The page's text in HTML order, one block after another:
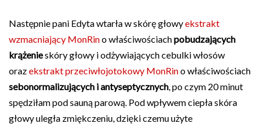
Następnie pani Edyta wtarła w skórę głowyekstrakt
wzmacniający MonRino właściwościachpobudzających
krążenieskóry głowy i odżywiających cebulki włosów
orazekstrakt przeciwłojotokowy MonRino właściwościach
sebonormalizujących i antyseptycznych , po czym 20 minut
spędziłam pod sauną parową. Pod wpływem ciepła skóra
głowy uległa zmiękczeniu, dzięki czemu użyte